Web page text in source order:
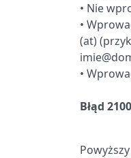
• Nie
•
(at)
•
Błąd